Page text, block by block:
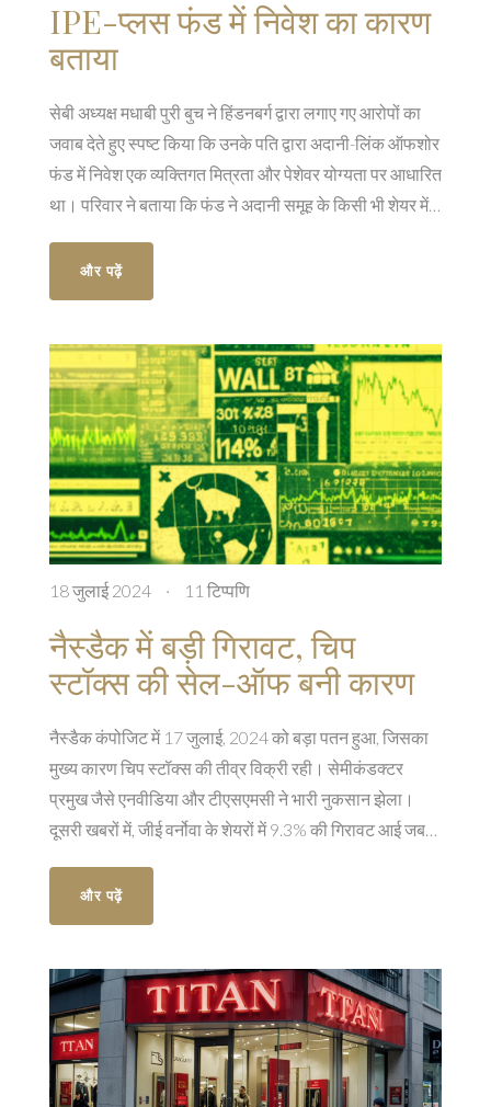
IPE-प्लस फंड में निवेश का कारण
बताया
सेबी अध्यक्ष मधाबी पुरी बुच ने हिंडनबर्ग द्वारा लगाए गए आरोपों का
जवाब देते हुए स्पष्ट किया कि उनके पति द्वारा अदानी-लिंक ऑफशोर
फंड में निवेश एक व्यक्तिगत मित्रता और पेशेवर योग्यता पर आधारित
था। परिवार ने बताया कि फंड ने अदानी समूह के किसी भी शेयर में
पद छोड़ने पर वापस ले लिया गया था।
और पढ़ें
18 जुलाई 2024 · 11 टिप्पणि
नैस्डैक में बड़ी गिरावट, चिप
स्टॉक्स की सेल-ऑफ बनी कारण
नैस्डैक कंपोजिट में 17 जुलाई, 2024 को बड़ा पतन हुआ, जिसका
मुख्य कारण चिप स्टॉक्स की तीव्र विक्री रही। सेमीकंडक्टर
प्रमुख जैसे एनवीडिया और टीएसएमसी ने भारी नुकसान झेला।
दूसरी खबरों में, जीई वर्नोवा के शेयरों में 9.3% की गिरावट आई जब
विश्वसनीयता पर सवाल खड़े हो गए।
और पढ़ें